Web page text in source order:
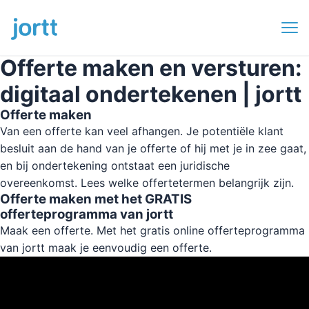
Offerte maken en versturen:
digitaal ondertekenen | jortt
Offerte maken
Van een offerte kan veel afhangen. Je potentiële klant
besluit aan de hand van je offerte of hij met je in zee gaat,
en bij ondertekening ontstaat een juridische
overeenkomst. Lees welke offertetermen belangrijk zijn.
Offerte maken met het GRATIS
offerteprogramma van jortt
Maak een offerte. Met het gratis online offerteprogramma
van jortt maak je eenvoudig een offerte.